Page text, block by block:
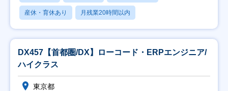
産休・育休あり 月残業20時間以内
DX457【首都圏/DX】ローコード・ERPエンジニア/
ハイクラス
東京都